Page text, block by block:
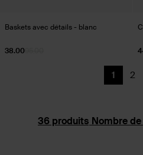
Baskets avec détails - blanc
38.00
Nombre
Page
1 2